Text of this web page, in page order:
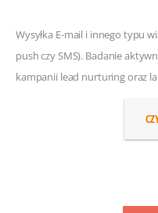
Wysyłka E-mail i innego typu
push czy SMS). Badanie
kampanii lead nurturing oraz